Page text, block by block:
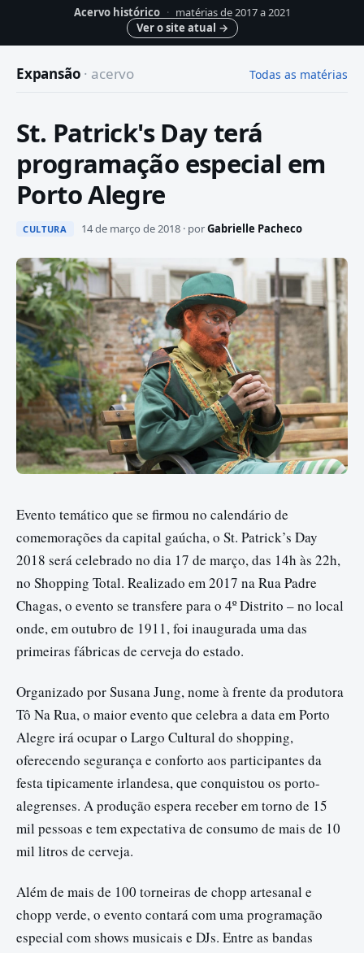
Acervo histórico · matérias de 2017 a 2021
Ver o site atual →
Expansão · acervo Todas as matérias
St. Patrick's Day terá
programação especial em
Porto Alegre
CULTURA 14 de março de 2018 · porGabrielle Pacheco
Evento temático que se firmou no calendário de
comemorações da capital gaúcha, o St. Patrick’s Day
2018 será celebrado no dia 17 de março, das 14h às 22h,
no Shopping Total. Realizado em 2017 na Rua Padre
Chagas, o evento se transfere para o 4º Distrito – no local
onde, em outubro de 1911, foi inaugurada uma das
primeiras fábricas de cerveja do estado.
Organizado por Susana Jung, nome à frente da produtora
Tô Na Rua, o maior evento que celebra a data em Porto
Alegre irá ocupar o Largo Cultural do shopping,
oferecendo segurança e conforto aos participantes da
festa tipicamente irlandesa, que conquistou os porto-
alegrenses. A produção espera receber em torno de 15
mil pessoas e tem expectativa de consumo de mais de 10
mil litros de cerveja.
Além de mais de 100 torneiras de chopp artesanal e
chopp verde, o evento contará com uma programação
especial com shows musicais e DJs. Entre as bandas